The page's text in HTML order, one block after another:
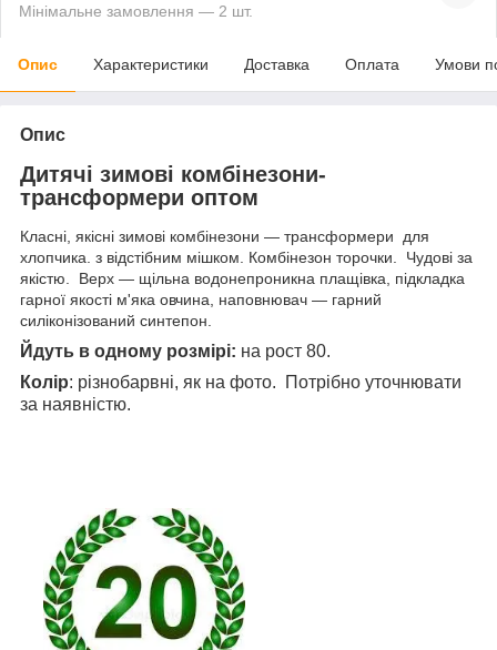
Мінімальне замовлення — 2 шт.
Опис Характеристики Доставка Оплата Умови
Опис
Дитячі зимові комбінезони-
трансформери оптом
Класні, якісні зимові комбінезони — трансформери для
хлопчика. з відстібним мішком. Комбінезон торочки. Чудові за
якістю. Верх — щільна водонепроникна плащівка, підкладка
гарної якості м'яка овчина, наповнювач — гарний
силіконізований синтепон.
Йдуть в одному розмірі: на рост 80.
Колір: різнобарвні, як на фото. Потрібно уточнювати
за наявністю.